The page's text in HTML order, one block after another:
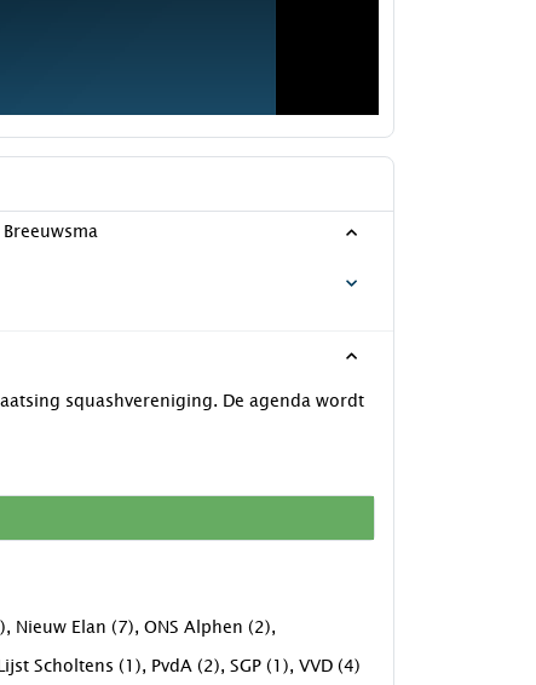
squashvereniging. De agenda wordt
Nieuw Elan (7), ONS Alphen (2),
Scholtens (1), PvdA (2), SGP (1), VVD (4)